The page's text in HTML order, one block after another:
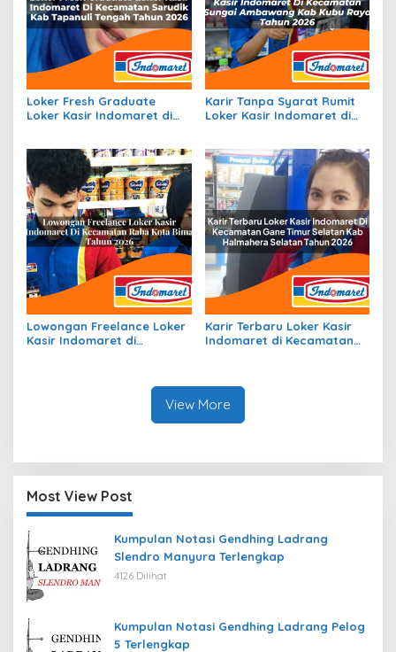
Loker Fresh Graduate
Loker Kasir Indomaret di
2026
Karir Tanpa Syarat Rumit
Loker Kasir Indomaret di
Raya Tahun 2026
Lowongan Freelance Loker
Kasir Indomaret di
Karir Terbaru Loker Kasir
Indomaret di Kecamatan
View More
Most View Post
Kumpulan Notasi Gendhing Ladrang
Slendro Manyura Terlengkap
4126 Dilihat
Kumpulan Notasi Gendhing Ladrang Pelog
5 Terlengkap